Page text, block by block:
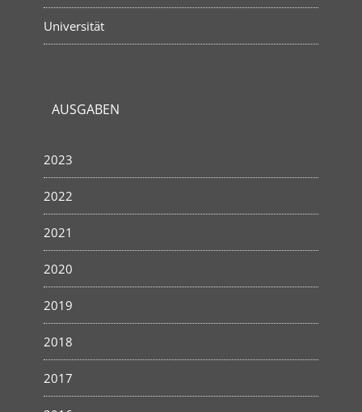
Universität
AUSGABEN
2023
2022
2021
2020
2019
2018
2017